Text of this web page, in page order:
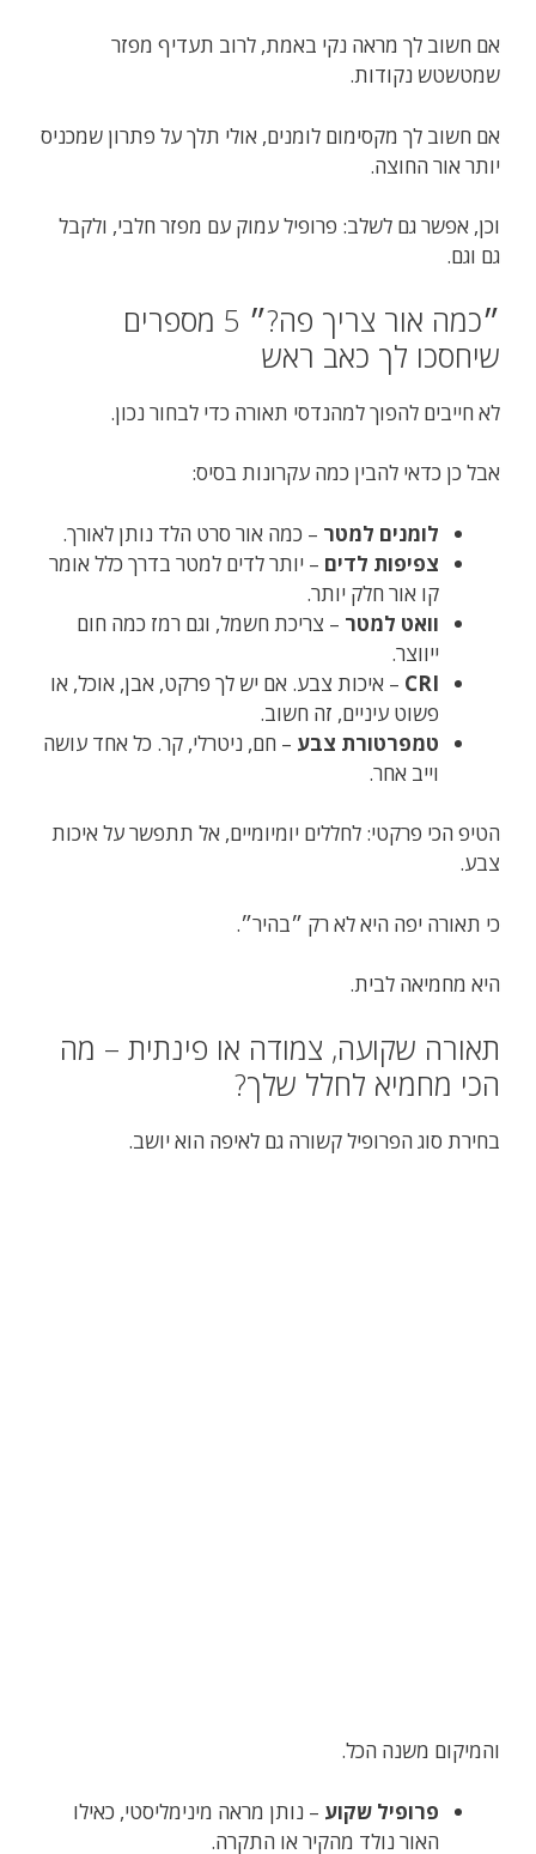
אם חשוב לך מראה נקי באמת, לרוב תעדיף מפזר
שמטשטש נקודות.
אם חשוב לך מקסימום לומנים, אולי תלך על פתרון שמכניס
יותר אור החוצה.
וכן, אפשר גם לשלב: פרופיל עמוק עם מפזר חלבי, ולקבל
גם וגם.
״כמה אור צריך פה?״ 5 מספרים
שיחסכו לך כאב ראש
לא חייבים להפוך למהנדסי תאורה כדי לבחור נכון.
אבל כן כדאי להבין כמה עקרונות בסיס:
לומנים למטר – כמה אור סרט הלד נותן לאורך.
צפיפות לדים – יותר לדים למטר בדרך כלל אומר
קו אור חלק יותר.
וואט למטר – צריכת חשמל, וגם רמז כמה חום
ייווצר.
CRI – איכות צבע. אם יש לך פרקט, אבן, אוכל, או
פשוט עיניים, זה חשוב.
טמפרטורת צבע – חם, ניטרלי, קר. כל אחד עושה
וייב אחר.
הטיפ הכי פרקטי: לחללים יומיומיים, אל תתפשר על איכות
צבע.
כי תאורה יפה היא לא רק ״בהיר״.
היא מחמיאה לבית.
תאורה שקועה, צמודה או פינתית – מה
הכי מחמיא לחלל שלך?
בחירת סוג הפרופיל קשורה גם לאיפה הוא יושב.
והמיקום משנה הכל.
פרופיל שקוע – נותן מראה מינימליסטי, כאילו
האור נולד מהקיר או התקרה.